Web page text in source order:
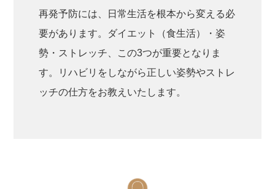
再発予防には、日常生活を根本から変える必
要があります。ダイエット（食生活）・姿
勢・ストレッチ、この3つが重要となりま
す。リハビリをしながら正しい姿勢やストレ
ッチの仕方をお教えいたします。